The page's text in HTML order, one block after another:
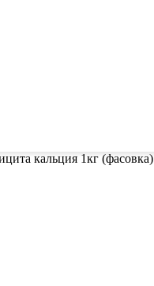
кальция 1кг (фасовка)